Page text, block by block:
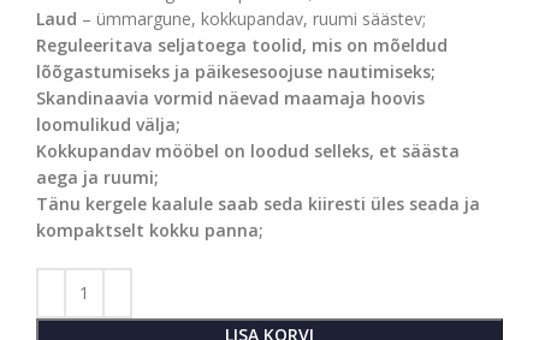
Laud – ümmargune, kokkupandav, ruumi säästev;
Reguleeritava seljatoega toolid, mis on mõeldud
lõõgastumiseks ja päikesesoojuse nautimiseks;
Skandinaavia vormid näevad maamaja hoovis
loomulikud välja;
Kokkupandav mööbel on loodud selleks, et säästa
aega ja ruumi;
Tänu kergele kaalule saab seda kiiresti üles seada ja
kompaktselt kokku panna;
LISA KORVI